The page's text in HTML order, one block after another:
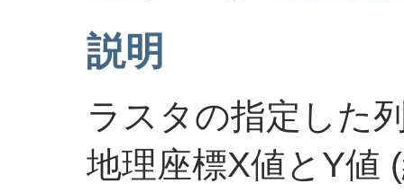
説明
ラスタの指定した
地理座標X値とY値